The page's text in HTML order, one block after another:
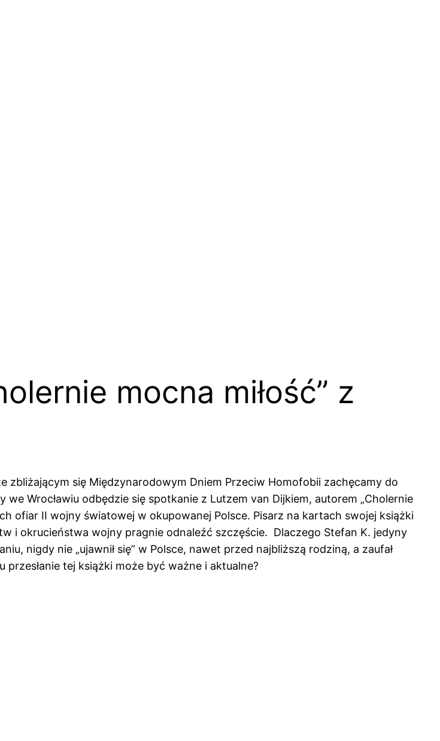
mocna miłość” z
zbliżającym się Międzynarodowym Dniem Przeciw Homofobii zachęcamy do
Wrocławiu odbędzie się spotkanie z Lutzem van Dijkiem, autorem „Cholernie
ofiar II wojny światowej w okupowanej Polsce. Pisarz na kartach swojej książki
i okrucieństwa wojny pragnie odnaleźć szczęście. Dlaczego Stefan K. jedyny
nigdy nie „ujawnił się” w Polsce, nawet przed najbliższą rodziną, a zaufał
tej książki może być ważne i aktualne?